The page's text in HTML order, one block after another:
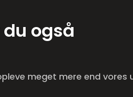
også
meget mere end vores